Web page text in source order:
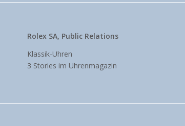
Rolex SA, Public Relations
Klassik-Uhren
3 Stories im Uhrenmagazin